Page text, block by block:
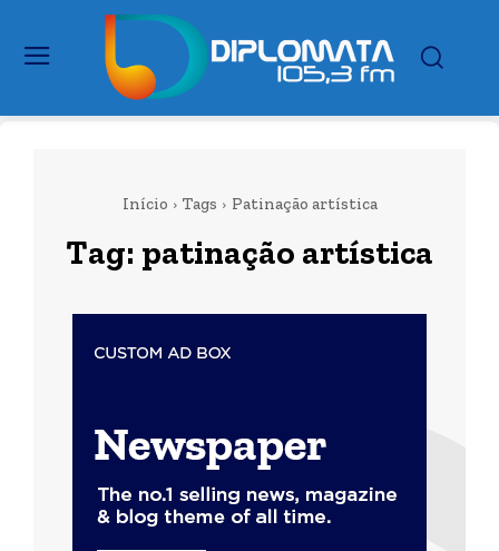
Início Tags Patinação artística
Tag: patinação artística